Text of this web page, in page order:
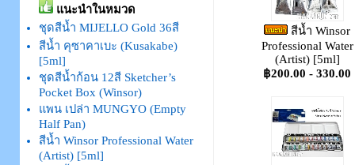
แนะนำในหมวด
ชุดสีน้ำ MIJELLO Gold 36สี
สีน้ำ คุซาคาเบะ (Kusakabe)
[5ml]
ชุดสีน้ำก้อน 12สี Sketcher’s
Pocket Box (Winsor)
แพน เปล่า MUNGYO (Empty
Half Pan)
สีน้ำ Winsor Professional Water
(Artist) [5ml]
สีน้ำ Winsor
Professional Water
(Artist) [5ml]
฿200.00 - 330.00